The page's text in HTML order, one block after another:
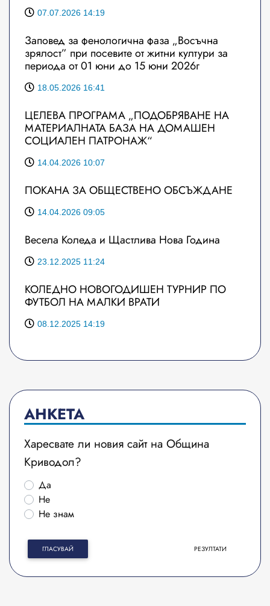
07.07.2026 14:19
Заповед за фенологична фаза „Восъчна
зрялост” при посевите от житни култури за
периода от 01 юни до 15 юни 2026г
18.05.2026 16:41
ЦЕЛЕВА ПРОГРАМА „ПОДОБРЯВАНЕ НА
МАТЕРИАЛНАТА БАЗА НА ДОМАШЕН
СОЦИАЛЕН ПАТРОНАЖ“
14.04.2026 10:07
ПОКАНА ЗА ОБЩЕСТВЕНО ОБСЪЖДАНЕ
14.04.2026 09:05
Весела Коледа и Щастлива Нова Година
23.12.2025 11:24
КОЛЕДНО НОВОГОДИШЕН ТУРНИР ПО
ФУТБОЛ НА МАЛКИ ВРАТИ
08.12.2025 14:19
АНКЕТА
Харесвате ли новия сайт на Община
Криводол?
Да
Не
Не знам
ГЛАСУВАЙ РЕЗУЛТАТИ